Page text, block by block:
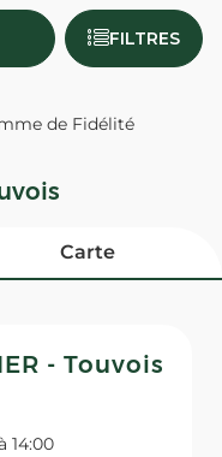
FILTRES
de Fidélité
Carte
- Touvois
14:00